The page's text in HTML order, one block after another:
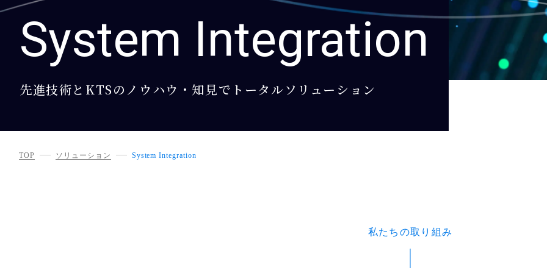
System Integration
先進技術とKTSのノウハウ・知見でトータルソリューション
TOP ソリューション System Integration
私たちの取り組み